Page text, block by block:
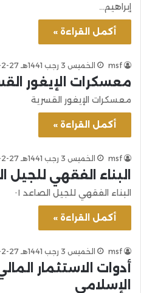
إبراهيم…
أكمل القراءة »
msf الخميس 3 رجب 1441هـ 27-2-2020م
معسكرات الإيغور
معسكرات الإيغور القسرية
أكمل القراءة »
msf الخميس 3 رجب 1441هـ 27-2-2020م
البناء الفقهي للجيل
البناء الفقهي للجيل الصاعد ٠١
أكمل القراءة »
msf الخميس 3 رجب 1441هـ 27-2-2020م
أدوات الاستثمار
الإسلامي